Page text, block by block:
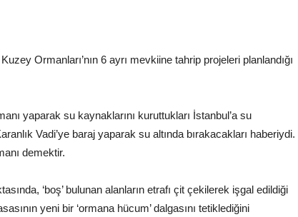
Ormanları’nın 6 ayrı mevkiine tahrip projeleri planlandığı
yaparak su kaynaklarını kuruttukları İstanbul’a su
Vadi’ye baraj yaparak su altında bırakacakları haberiydi.
demektir.
‘boş’ bulunan alanların etrafı çit çekilerek işgal edildiği
yeni bir ‘ormana hücum’ dalgasını tetiklediğini